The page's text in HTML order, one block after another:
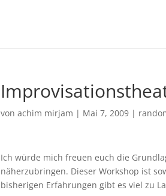
vonachim mirjam | Mai 7, 2009 |
Ich würde mich freuen euch die
näherzubringen. Dieser Workshop ist
bisherigen Erfahrungen gibt es viel zu